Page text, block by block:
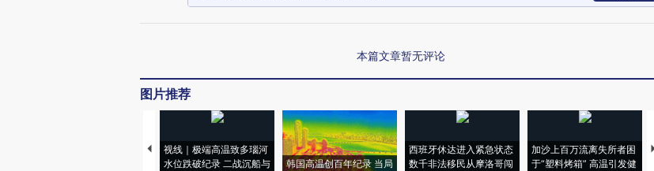
本篇文章暂无评论
图片推荐
视线｜极端高温致多瑙河
水位跌破纪录 二战沉船与
韩国高温创百年纪录 当局
西班牙休达进入紧急状态
数千非法移民从摩洛哥闯
加沙上百万流离失所者困
于“塑料烤箱” 高温引发健